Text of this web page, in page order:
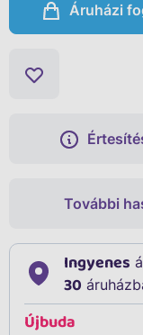
Áruházi
További
Ingyenes
30
Újbuda